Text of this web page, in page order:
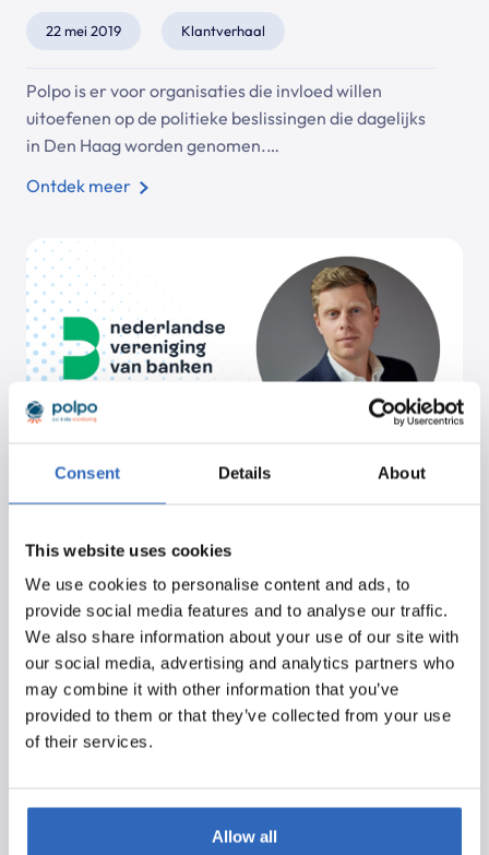
Consent Details About
This website uses cookies
We use cookies to personalise content and ads, to
provide social media features and to analyse our traffic.
We also share information about your use of our site with
our social media, advertising and analytics partners who
may combine it with other information that you’ve
provided to them or that they’ve collected from your use
of their services.
Allow all
22 mei 2019 Klantverhaal
Polpo is er voor organisaties die invloed willen
uitoefenen op de politieke beslissingen die dagelijks
in Den Haag worden genomen.…
Ontdek meer
Polpo gebruikers Jim en Thymon: “Polpo is
nodige overzicht”
30 april 2019 Klantverhaal
Voor iedereen die de ontwikkelingen in politiek Den
Haag op de voet wil volgen, adviseren wij van Polpo
al sinds…
Ontdek meer